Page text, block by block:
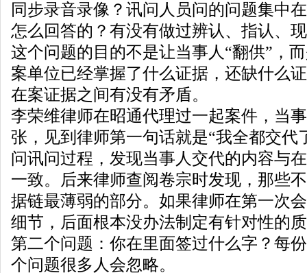
同步录音录像？讯问人员问的问题集中
怎么回答的？有没有做过辨认、指认、
这个问题的目的不是让当事人“翻供”，
案单位已经掌握了什么证据，还缺什么
在案证据之间有没有矛盾。
李荣维律师在昭通代理过一起案件，当
张，见到律师第一句话就是“我全都交代
问讯问过程，发现当事人交代的内容与
一致。后来律师查阅卷宗时发现，那些
据链最薄弱的部分。如果律师在第一次
细节，后面根本没办法制定有针对性的
第二个问题：你在里面签过什么字？每
个问题很多人会忽略。